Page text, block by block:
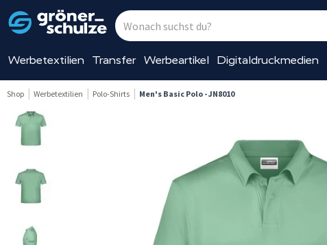
Werbetextilien Transfer Werbeartikel Digitaldruckmedien
Shop Werbetextilien Polo-Shirts Men's Basic Polo - JN8010